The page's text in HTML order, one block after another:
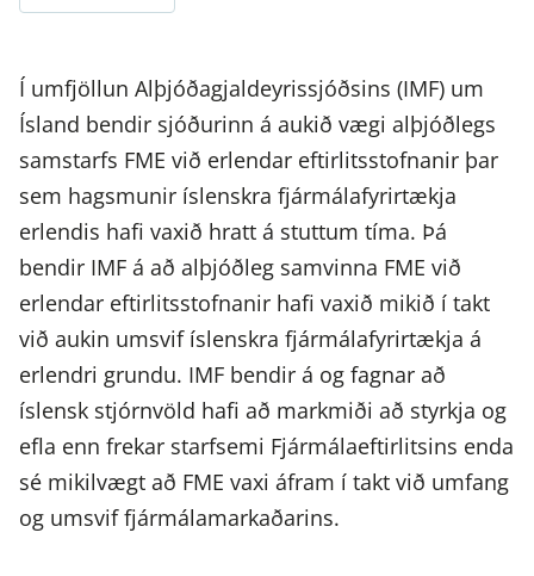
Í umfjöllun Alþjóðagjaldeyrissjóðsins (IMF) um
Ísland bendir sjóðurinn á aukið vægi alþjóðlegs
samstarfs FME við erlendar eftirlitsstofnanir þar
sem hagsmunir íslenskra fjármálafyrirtækja
erlendis hafi vaxið hratt á stuttum tíma. Þá
bendir IMF á að alþjóðleg samvinna FME við
erlendar eftirlitsstofnanir hafi vaxið mikið í takt
við aukin umsvif íslenskra fjármálafyrirtækja á
erlendri grundu. IMF bendir á og fagnar að
íslensk stjórnvöld hafi að markmiði að styrkja og
efla enn frekar starfsemi Fjármálaeftirlitsins enda
sé mikilvægt að FME vaxi áfram í takt við umfang
og umsvif fjármálamarkaðarins.